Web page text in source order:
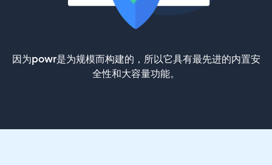
因为powr是为规模而构建的，所以它具有最先进的内置安
全性和大容量功能。